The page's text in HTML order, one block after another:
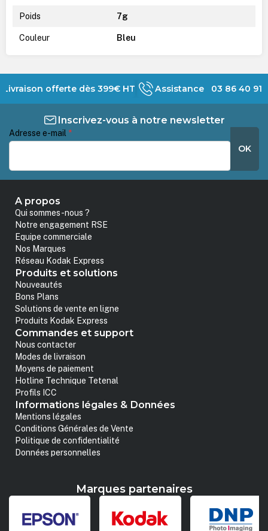
Poids 7g
Couleur Bleu
Livraison offerte dès 399€ HT Assistance 03 86 40 91
Inscrivez-vous à notre newsletter
Adresse e-mail *
OK
A propos
Qui sommes-nous ?
Notre engagement RSE
Equipe commerciale
Nos Marques
Réseau Kodak Express
Produits et solutions
Nouveautés
Bons Plans
Solutions de vente en ligne
Produits Kodak Express
Commandes et support
Nous contacter
Modes de livraison
Moyens de paiement
Hotline Technique Tetenal
Profils ICC
Informations légales & Données
Mentions légales
Conditions Générales de Vente
Politique de confidentialité
Données personnelles
Marques partenaires